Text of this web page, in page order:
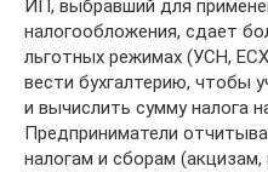
ИП, выбравший для
налогообложения, сдает
льготных режимах (УСН,
вести бухгалтерию, чтобы
и вычислить сумму налога
Предприниматели
налогам и сборам